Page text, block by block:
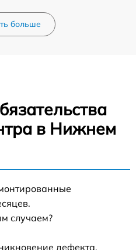
больше
в Нижнем
случаем?
дефекта,